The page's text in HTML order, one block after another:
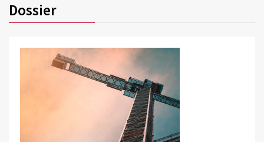
Dossier